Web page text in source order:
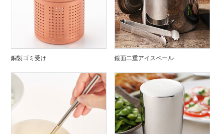
銅製ゴミ受け 鏡面二重アイスペール